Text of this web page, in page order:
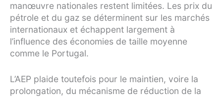
manœuvre nationales restent limitées. Les prix du
pétrole et du gaz se déterminent sur les marchés
internationaux et échappent largement à
l’influence des économies de taille moyenne
comme le Portugal.
L’AEP plaide toutefois pour le maintien, voire la
prolongation, du mécanisme de réduction de la